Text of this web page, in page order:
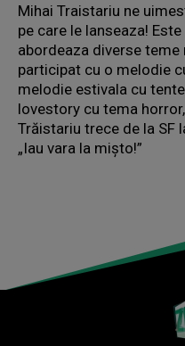
Mihai Traistariu ne
pe care le lanseaza!
abordeaza diverse teme
participat cu o melodie
melodie estivala cu
lovestory cu tema
Trăistariu trece de la SF
„Iau vara la mișto!”